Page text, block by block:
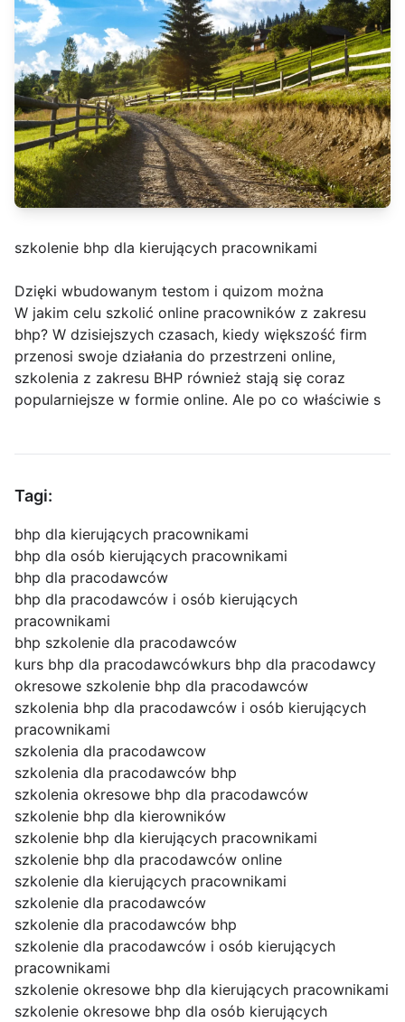
szkolenie bhp dla kierujących pracownikami
Dzięki wbudowanym testom i quizom można
W jakim celu szkolić online pracowników z zakresu
bhp? W dzisiejszych czasach, kiedy większość firm
przenosi swoje działania do przestrzeni online,
szkolenia z zakresu BHP również stają się coraz
popularniejsze w formie online. Ale po co właściwie s
Tagi:
bhp dla kierujących pracownikami
bhp dla osób kierujących pracownikami
bhp dla pracodawców
bhp dla pracodawców i osób kierujących
pracownikami
bhp szkolenie dla pracodawców
kurs bhp dla pracodawcówkurs bhp dla pracodawcy
okresowe szkolenie bhp dla pracodawców
szkolenia bhp dla pracodawców i osób kierujących
pracownikami
szkolenia dla pracodawcow
szkolenia dla pracodawców bhp
szkolenia okresowe bhp dla pracodawców
szkolenie bhp dla kierowników
szkolenie bhp dla kierujących pracownikami
szkolenie bhp dla pracodawców online
szkolenie dla kierujących pracownikami
szkolenie dla pracodawców
szkolenie dla pracodawców bhp
szkolenie dla pracodawców i osób kierujących
pracownikami
szkolenie okresowe bhp dla kierujących pracownikami
szkolenie okresowe bhp dla osób kierujących